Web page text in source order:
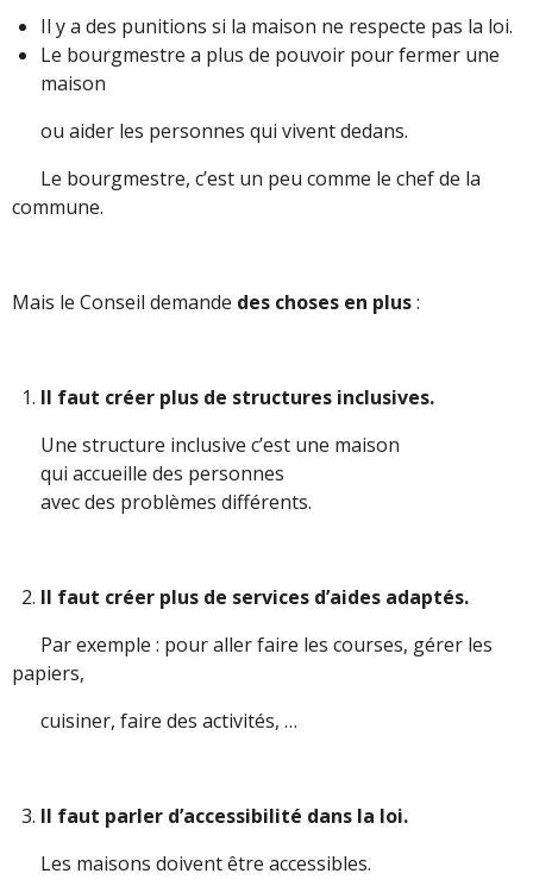
Il y a des punitions si la maison ne respecte pas la loi.
Le bourgmestre a plus de pouvoir pour fermer une
maison
ou aider les personnes qui vivent dedans.
Le bourgmestre, c’est un peu comme le chef de la
commune.
Mais le Conseil demande des choses en plus:
Il faut créer plus de structures inclusives.
Une structure inclusive c’est une maison
qui accueille des personnes
avec des problèmes différents.
Il faut créer plus de services d’aides adaptés.
Par exemple : pour aller faire les courses, gérer les
papiers,
cuisiner, faire des activités, …
Il faut parler d’accessibilité dans la loi.
Les maisons doivent être accessibles.